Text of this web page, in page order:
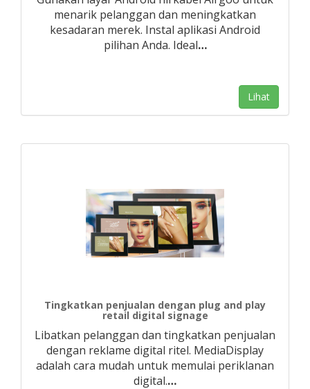
menarik pelanggan dan meningkatkan
kesadaran merek. Instal aplikasi Android
pilihan Anda. Ideal…
Lihat
Tingkatkan penjualan dengan plug and play
retail digital signage
Libatkan pelanggan dan tingkatkan penjualan
dengan reklame digital ritel. MediaDisplay
adalah cara mudah untuk memulai periklanan
digital.…